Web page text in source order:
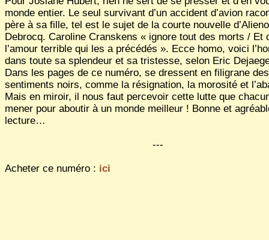
monde entier. Le seul survivant d’un accident d’avion
père à sa fille, tel est le sujet de la courte nouvelle
Debrocq. Caroline Cranskens « ignore tout des morts / Et
l’amour terrible qui les a précédés ». Ecce homo, voici
dans toute sa splendeur et sa tristesse, selon Eric
Dans les pages de ce numéro, se dressent en filigrane des
sentiments noirs, comme la résignation, la morosité et
Mais en miroir, il nous faut percevoir cette lutte que
mener pour aboutir à un monde meilleur ! Bonne et
lecture…
---
Acheter ce numéro : ici